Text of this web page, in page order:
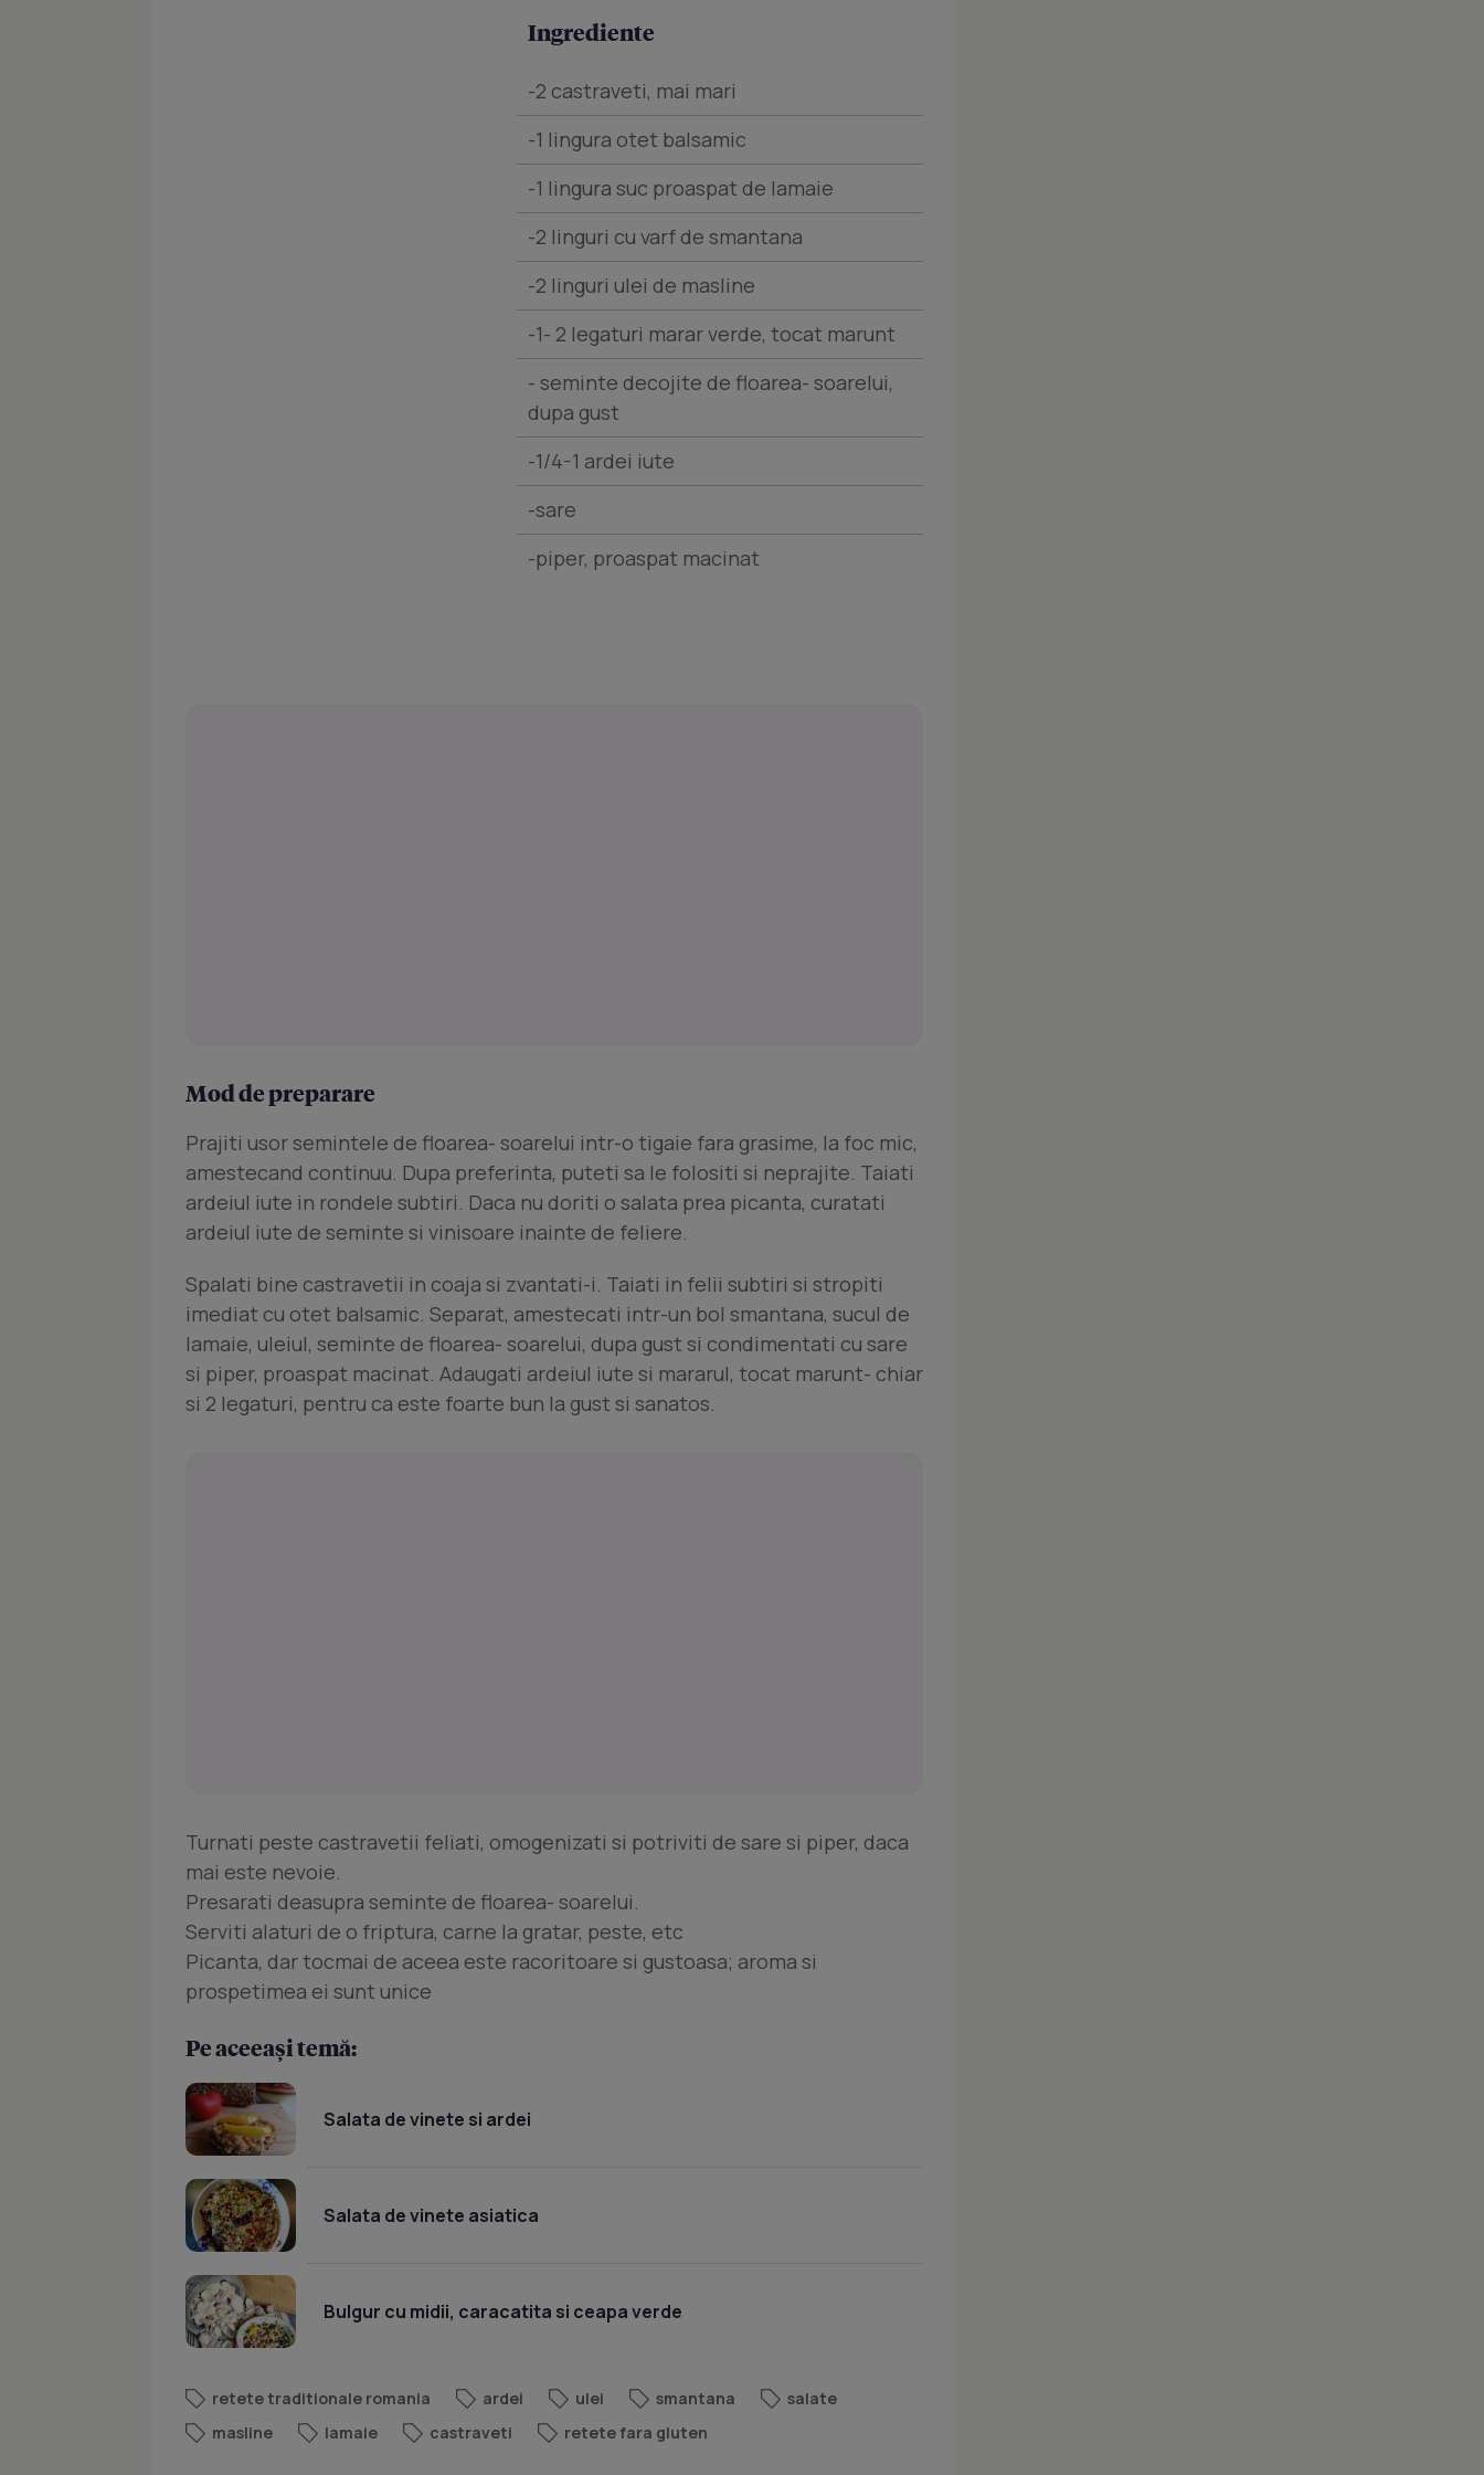
Ingrediente
-2 castraveti, mai mari
-1 lingura otet balsamic
-1 lingura suc proaspat de lamaie
-2 linguri cu varf de smantana
-2 linguri ulei de masline
-1- 2 legaturi marar verde, tocat marunt
- seminte decojite de floarea- soarelui,
dupa gust
-1/4-1 ardei iute
-sare
-piper, proaspat macinat
Mod de preparare
Prajiti usor semintele de floarea- soarelui intr-o tigaie fara grasime, la foc mic,
amestecand continuu. Dupa preferinta, puteti sa le folositi si neprajite. Taiati
ardeiul iute in rondele subtiri. Daca nu doriti o salata prea picanta, curatati
ardeiul iute de seminte si vinisoare inainte de feliere.
Spalati bine castravetii in coaja si zvantati-i. Taiati in felii subtiri si stropiti
imediat cu otet balsamic. Separat, amestecati intr-un bol smantana, sucul de
lamaie, uleiul, seminte de floarea- soarelui, dupa gust si condimentati cu sare
si piper, proaspat macinat. Adaugati ardeiul iute si mararul, tocat marunt- chiar
si 2 legaturi, pentru ca este foarte bun la gust si sanatos.
Turnati peste castravetii feliati, omogenizati si potriviti de sare si piper, daca
mai este nevoie.
Presarati deasupra seminte de floarea- soarelui.
Serviti alaturi de o friptura, carne la gratar, peste, etc
Picanta, dar tocmai de aceea este racoritoare si gustoasa; aroma si
prospetimea ei sunt unice
Pe aceeași temă:
Salata de vinete si ardei
Salata de vinete asiatica
Bulgur cu midii, caracatita si ceapa verde
retete traditionale romania ardei ulei smantana
salate
masline
lamaie castraveti retete fara gluten